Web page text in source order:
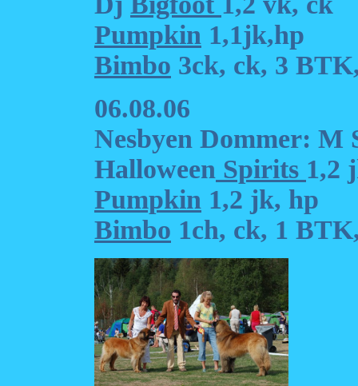
Pumpkin 1,1jk,hp
Bimbo 3ck, ck, 3
06.08.06
Nesbyen Dommer: M
Halloween Spirits 1,2
Pumpkin 1,2 jk, hp
Bimbo 1ch, ck, 1